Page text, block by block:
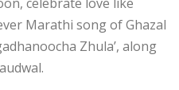
Marathi song of Ghazal
Zhula’, along